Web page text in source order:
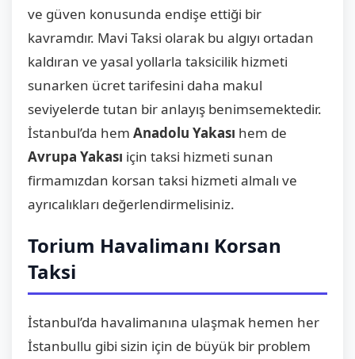
ve güven konusunda endişe ettiği bir
kavramdır. Mavi Taksi olarak bu algıyı ortadan
kaldıran ve yasal yollarla taksicilik hizmeti
sunarken ücret tarifesini daha makul
seviyelerde tutan bir anlayış benimsemektedir.
İstanbul’da hem Anadolu Yakası hem de
Avrupa Yakası için taksi hizmeti sunan
firmamızdan korsan taksi hizmeti almalı ve
ayrıcalıkları değerlendirmelisiniz.
Torium Havalimanı Korsan
Taksi
İstanbul’da havalimanına ulaşmak hemen her
İstanbullu gibi sizin için de büyük bir problem